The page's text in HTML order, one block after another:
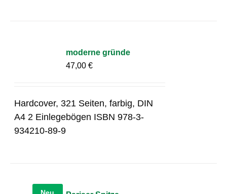
moderne gründe
47,00€
Hardcover, 321 Seiten, farbig, DIN
A4 2 Einlegebögen ISBN 978-3-
934210-89-9
Neu